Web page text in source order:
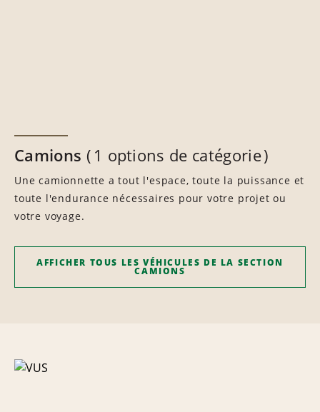
Camions 1 options de catégorie
Une camionnette a tout l'espace, toute la puissance et
toute l'endurance nécessaires pour votre projet ou
votre voyage.
AFFICHER TOUS LES VÉHICULES DE LA SECTION
CAMIONS